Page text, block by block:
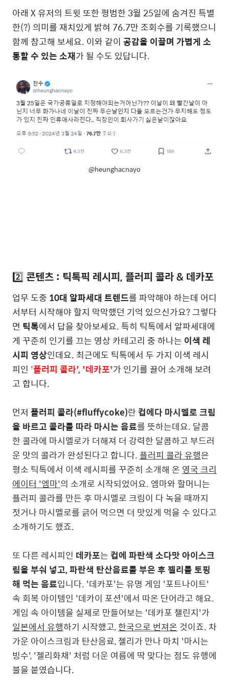
아래 X 유저의 트윗 또한 평범한 3월 25일에 숨겨진 특별
한(?) 의미를 재치있게 밝혀 76.7만 조회수를 기록했으니
함께 참고해 보세요. 이와 같이 공감을 이끌며 가볍게 소
통할 수 있는 소재가 될 수도 있답니다.
@heunghacnayo
2️⃣ 콘텐츠 : 틱톡픽 레시피, 플러피 콜라 & 데카포
업무 도중 10대 알파세대 트렌드를 파악해야 하는데 어디
서부터 시작해야 할지 막막했던 기억 있으신가요? 그렇다
면 틱톡에서 답을 찾아보세요. 특히 틱톡에서 알파세대에
게 꾸준히 인기를 끄는 영상 카테고리 중 하나는 이색 레
시피 영상인데요. 최근에도 틱톡에서 두 가지 이색 레시
피인 '플러피 콜라', '데카포'가 인기를 끌어 소개해 보려
고 합니다.
먼저 플러피 콜라(#fluffycoke)란 컵에다 마시멜로 크림
을 바르고 콜라를 따라 마시는 음료를 뜻하는데요. 달콤
한 콜라에 마시멜로가 더해져 더 강력한 달콤하고 부드러
운 맛의 콜라가 완성된다고 합니다. 플러피 콜라 유행은
평소 틱톡에서 이색 레시피를 꾸준히 소개해 온 영국 크리
에이터 '엠마'의 소개로 시작되었어요. 엠마와 할머니는
플러피 콜라를 만든 후 마시멜로 크림이 다 녹을 때까지
젓거나 마시멜로를 긁어 먹으면 더 맛있게 먹을 수 있다고
소개하기도 했죠.
또 다른 레시피인 데카포는 컵에 파란색 소다맛 아이스크
림을 부숴 넣고, 파란색 탄산음료를 부은 후 젤리를 토핑
해 먹는 음료입니다. '데카포'는 유명 게임 '포트나이트'
속 회복 아이템인 '데카이 포션'에서 따온 단어라고 해요.
게임 속 아이템을 실제로 만들어보는 '데카포 챌린지'가
일본에서 유행하기 시작했고,한국으로 번져온 것이죠. 차
가운 아이스크림과 탄산음료, 젤리가 만나 마치 '마시는
빙수', '젤리화채' 처럼 더운 여름에 딱 맞다는 점도 유행에
불을 붙였습니다.